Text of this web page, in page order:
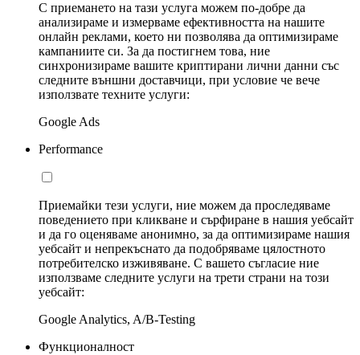
С приемането на тази услуга можем по-добре да
анализираме и измерваме ефективността на нашите
онлайн реклами, което ни позволява да оптимизираме
кампаниите си. За да постигнем това, ние
синхронизираме вашите криптирани лични данни със
следните външни доставчици, при условие че вече
използвате техните услуги:
Google Ads
Performance
Приемайки тези услуги, ние можем да проследяваме
поведението при кликване и сърфиране в нашия уебсайт
и да го оценяваме анонимно, за да оптимизираме нашия
уебсайт и непрекъснато да подобряваме цялостното
потребителско изживяване. С вашето съгласие ние
използваме следните услуги на трети страни на този
уебсайт:
Google Analytics, A/B-Testing
Функционалност